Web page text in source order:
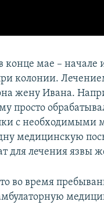
конце мае –
колонии.
жену Ивана.
просто
с необходимыми
медицинскую
для лечения язвы
во время